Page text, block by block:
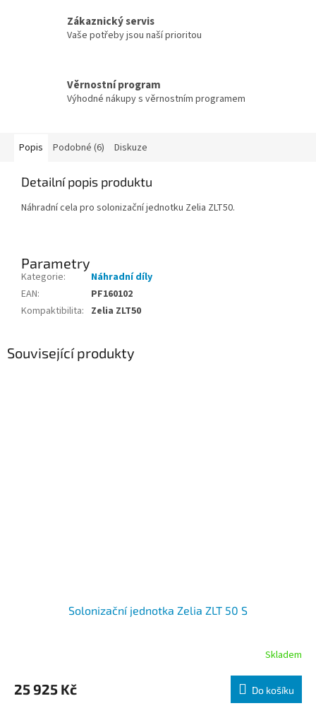
Zákaznický servis
Vaše potřeby jsou naší prioritou
Věrnostní program
Výhodné nákupy s věrnostním programem
Popis Podobné (6) Diskuze
Detailní popis produktu
Náhradní cela pro solonizační jednotku Zelia ZLT50.
Parametry
Kategorie:
Náhradní díly
EAN:
PF160102
Kompaktibilita: Zelia ZLT50
Související produkty
Solonizační jednotka Zelia ZLT 50 S
Skladem
25 925 Kč Do košíku